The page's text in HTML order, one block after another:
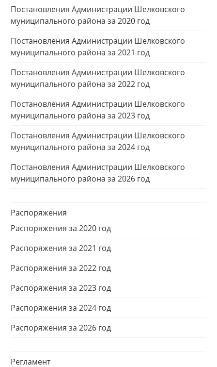
Постановления Администрации Шелковского
муниципального района за 2020 год
Постановления Администрации Шелковского
муниципального района за 2021 год
Постановления Администрации Шелковского
муниципального района за 2022 год
Постановления Администрации Шелковского
муниципального района за 2023 год
Постановления Администрации Шелковского
муниципального района за 2024 год
Постановления Администрации Шелковского
муниципального района за 2026 год
Распоряжения
Распоряжения за 2020 год
Распоряжения за 2021 год
Распоряжения за 2022 год
Распоряжения за 2023 год
Распоряжения за 2024 год
Распоряжения за 2026 год
Регламент